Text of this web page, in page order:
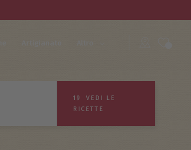
19
VEDI LE
RICETTE